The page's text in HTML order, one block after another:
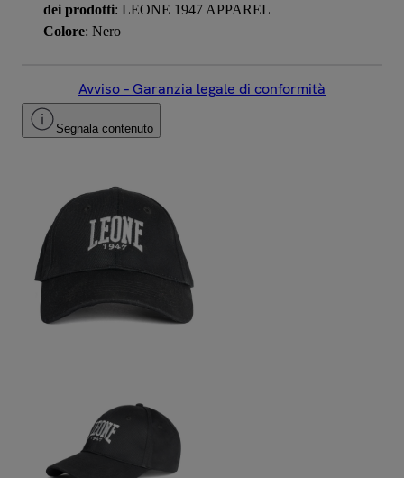
dei prodotti: LEONE 1947 APPAREL
Colore: Nero
Avviso – Garanzia legale di conformità
Segnala contenuto